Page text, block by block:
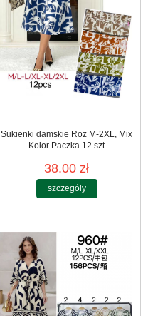
Sukienki damskie Roz M-2XL, Mix
Kolor Paczka 12 szt
38.00 zł
szczegóły